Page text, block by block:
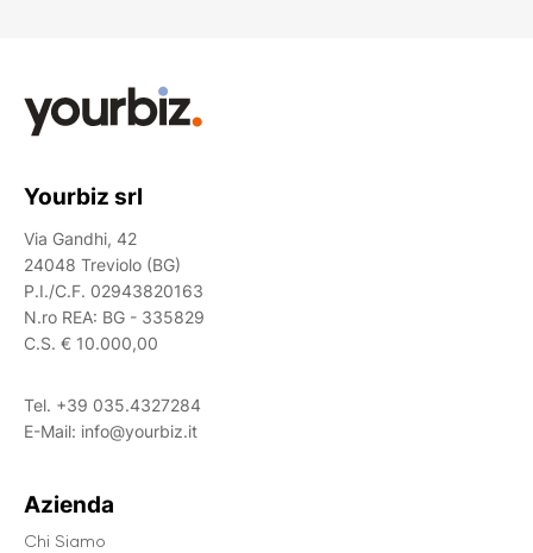
Yourbiz srl
Via Gandhi, 42
24048 Treviolo (BG)
P.I./C.F. 02943820163
N.ro REA: BG - 335829
C.S. € 10.000,00
Tel. +39 035.4327284
E-Mail: info@yourbiz.it
Azienda
Chi Siamo